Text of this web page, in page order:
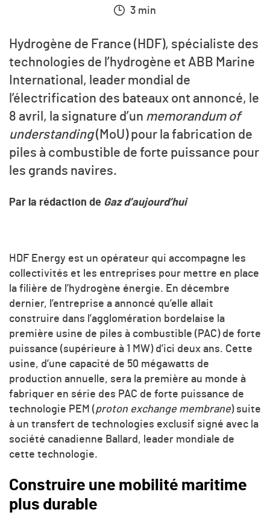
3 min
Hydrogène de France (HDF), spécialiste des
technologies de l’hydrogène et ABB Marine
International, leader mondial de
l’électrification des bateaux ont annoncé, le
8 avril, la signature d’un memorandum of
understanding(MoU) pour la fabrication de
piles à combustible de forte puissance pour
les grands navires.
Par la rédaction de Gaz d’aujourd’hui
HDF Energy est un opérateur qui accompagne les
collectivités et les entreprises pour mettre en place
la filière de l’hydrogène énergie. En décembre
dernier, l’entreprise a annoncé qu’elle allait
construire dans l’agglomération bordelaise la
première usine de piles à combustible (PAC) de forte
puissance (supérieure à 1 MW) d’ici deux ans. Cette
usine, d’une capacité de 50 mégawatts de
production annuelle, sera la première au monde à
fabriquer en série des PAC de forte puissance de
technologie PEM (proton exchange membrane) suite
à un transfert de technologies exclusif signé avec la
société canadienne Ballard, leader mondiale de
cette technologie.
Construire une mobilité maritime
plus durable